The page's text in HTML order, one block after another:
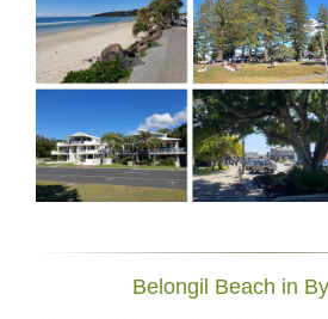
Belongil Beach in